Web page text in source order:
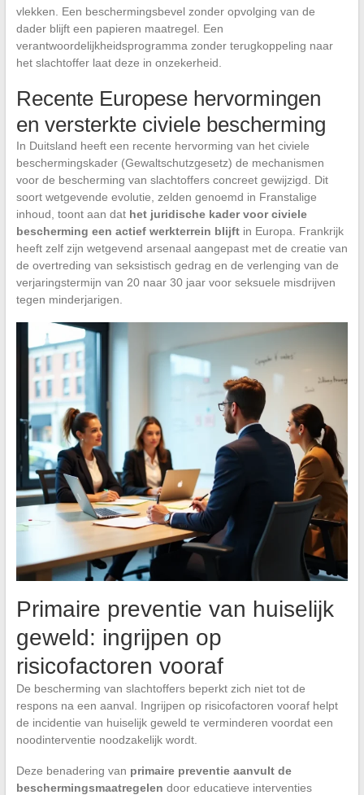
vlekken. Een beschermingsbevel zonder opvolging van de
dader blijft een papieren maatregel. Een
verantwoordelijkheidsprogramma zonder terugkoppeling naar
het slachtoffer laat deze in onzekerheid.
Recente Europese hervormingen
en versterkte civiele bescherming
In Duitsland heeft een recente hervorming van het civiele
beschermingskader (Gewaltschutzgesetz) de mechanismen
voor de bescherming van slachtoffers concreet gewijzigd. Dit
soort wetgevende evolutie, zelden genoemd in Franstalige
inhoud, toont aan dat het juridische kader voor civiele
bescherming een actief werkterrein blijftin Europa. Frankrijk
heeft zelf zijn wetgevend arsenaal aangepast met de creatie van
de overtreding van seksistisch gedrag en de verlenging van de
verjaringstermijn van 20 naar 30 jaar voor seksuele misdrijven
tegen minderjarigen.
Primaire preventie van huiselijk
geweld: ingrijpen op
risicofactoren vooraf
De bescherming van slachtoffers beperkt zich niet tot de
respons na een aanval. Ingrijpen op risicofactoren vooraf helpt
de incidentie van huiselijk geweld te verminderen voordat een
noodinterventie noodzakelijk wordt.
Deze benadering van primaire preventie aanvult de
beschermingsmaatregelen door educatieve interventies